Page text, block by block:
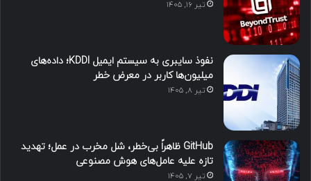
تیر ۱۶, ۱۴۰۵
نفوذ سایبری به سیستم ایمیل KDDI؛ داده‌های
میلیون‌ها کاربر در معرض خطر
تیر ۸, ۱۴۰۵
GitHub ظاهراً بی‌خطر، شل مخرب در عمل؛ تهدید
تازه علیه عامل‌های هوش مصنوعی
تیر ۷, ۱۴۰۵